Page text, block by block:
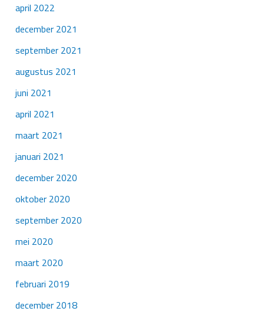
april 2022
december 2021
september 2021
augustus 2021
juni 2021
april 2021
maart 2021
januari 2021
december 2020
oktober 2020
september 2020
mei 2020
maart 2020
februari 2019
december 2018